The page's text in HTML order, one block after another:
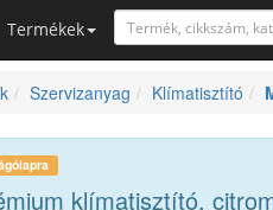
Termékek
Szervizanyag Klímatisztító
klímatisztító,